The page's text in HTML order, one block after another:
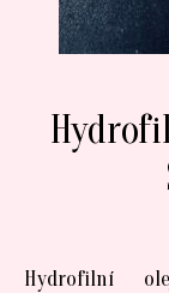
Hydrofilní olej s madagaskarskou centellou